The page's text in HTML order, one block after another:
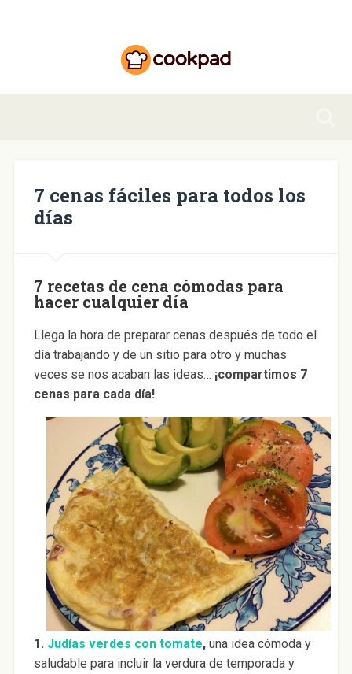
7 cenas fáciles para todos los
días
7 recetas de cena cómodas para
hacer cualquier día
Llega la hora de preparar cenas después de todo el
día trabajando y de un sitio para otro y muchas
veces se nos acaban las ideas… ¡compartimos 7
cenas para cada día!
1. Judías verdes con tomate,una idea cómoda y
saludable para incluir la verdura de temporada y